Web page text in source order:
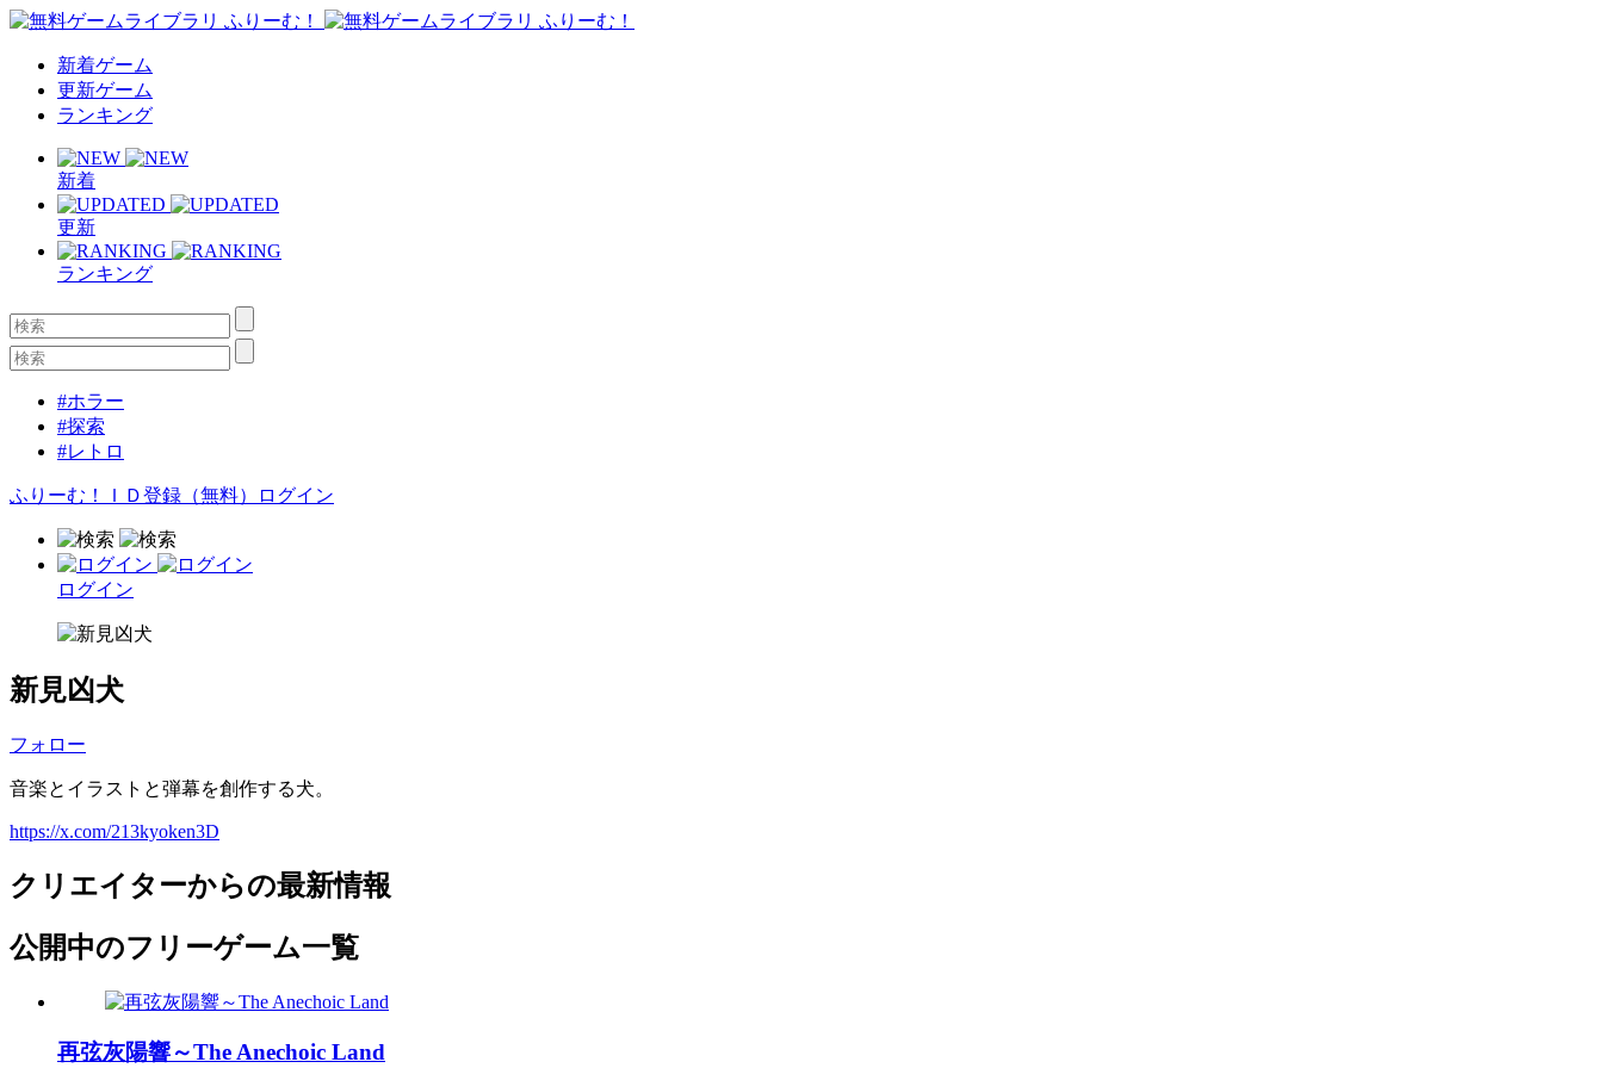
新着ゲーム
更新ゲーム
ランキング
新着
更新
ランキング
#ホラー
#探索
#レトロ
ふりーむ！ＩＤ登録（無料） ログイン
ログイン
新見凶犬
フォロー
音楽とイラストと弾幕を創作する犬。
https://x.com/213kyoken3D
クリエイターからの最新情報
公開中のフリーゲーム一覧
再弦灰陽響～The Anechoic Land